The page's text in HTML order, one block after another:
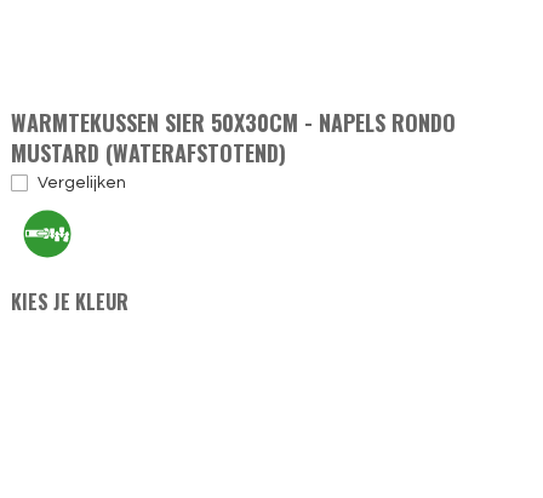
WARMTEKUSSEN SIER 50X30CM - NAPELS RONDO
MUSTARD (WATERAFSTOTEND)
Vergelijken
KIES JE KLEUR